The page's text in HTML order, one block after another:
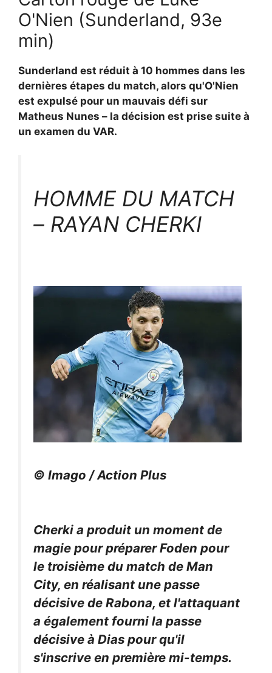
O'Nien (Sunderland, 93e
min)
Sunderland est réduit à 10 hommes dans les
dernières étapes du match, alors qu'O'Nien
est expulsé pour un mauvais défi sur
Matheus Nunes – la décision est prise suite à
un examen du VAR.
HOMME DU MATCH
– RAYAN CHERKI
© Imago / Action Plus
Cherki a produit un moment de
magie pour préparer Foden pour
le troisième du match de Man
City, en réalisant une passe
décisive de Rabona, et l'attaquant
a également fourni la passe
décisive à Dias pour qu'il
s'inscrive en première mi-temps.